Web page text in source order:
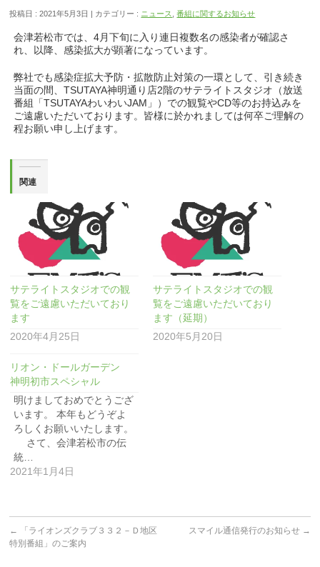
投稿日 : 2021年5月3日 カテゴリー : ニュース ,番組に関するお知らせ
会津若松市では、4月下旬に入り連日複数名の感染者が確認さ
れ、以降、感染拡大が顕著になっています。
弊社でも感染症拡大予防・拡散防止対策の一環として、引き続き
当面の間、TSUTAYA神明通り店2階のサテライトスタジオ（放送
番組「TSUTAYAわいわいJAM」）での観覧やCD等のお持込みを
ご遠慮いただいております。皆様に於かれましては何卒ご理解の
程お願い申し上げます。
関連
サテライトスタジオでの観
覧をご遠慮いただいており
ます
2020年4月25日
サテライトスタジオでの観
覧をご遠慮いただいており
ます（延期）
2020年5月20日
リオン・ドールガーデン
神明初市スペシャル
明けましておめでとうござ
います。 本年もどうぞよ
ろしくお願いいたします。
さて、会津若松市の伝
統…
2021年1月4日
←
「ライオンズクラブ３３２－Ｄ地区
特別番組」のご案内
スマイル通信発行のお知らせ →